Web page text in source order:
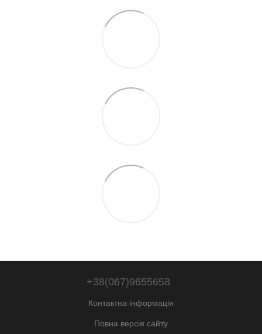
+38(067)9655658
Контактна інформація
Повна версія сайту